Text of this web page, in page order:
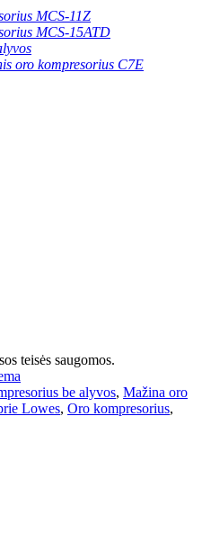
MCS-11Z
MCS-15ATD
oro kompresorius C7E
teisės saugomos.
be alyvos, Mažina oro
Lowes, Oro kompresorius,